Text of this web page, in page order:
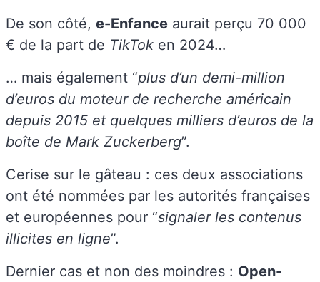
De son côté, e-Enfance aurait perçu 70 000
€ de la part de TikTok en 2024…
… mais également “plus d’un demi-million
d’euros du moteur de recherche américain
depuis 2015 et quelques milliers d’euros de la
boîte de Mark Zuckerberg”.
Cerise sur le gâteau : ces deux associations
ont été nommées par les autorités françaises
et européennes pour “signaler les contenus
illicites en ligne”.
Dernier cas et non des moindres : Open-